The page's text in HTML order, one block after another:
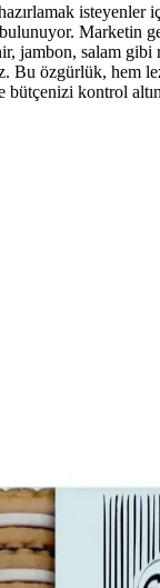
isteyenler
Marketin
jambon, salam gibi
Bu özgürlük, hem
bütçenizi kontrol
ketçap ve
Pişirme ve